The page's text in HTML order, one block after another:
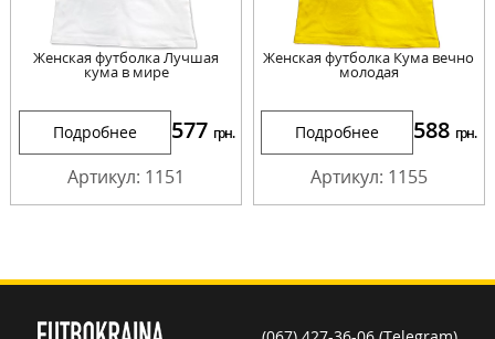
Женская футболка Лучшая
кума в мире
Подробнее 577 грн.
Артикул: 1151
Женская футболка Кума вечно
молодая
Подробнее 588 грн.
Артикул: 1155